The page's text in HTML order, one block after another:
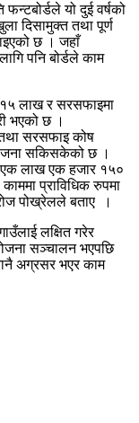
यो दुई वर्षको
दिसामुक्त तथा पूर्ण
छ । जहाँ
पनि बोर्डले काम
१५ लाख र सरसफाइमा
भएको छ ।
सरसफाइ कोष
सकिसकेको छ ।
एक लाख एक हजार १५०
प्राविधिक रुपमा
पोख्रेलले बताए ।
लक्षित गरेर
सञ्चालन भएपछि
अग्रसर भएर काम